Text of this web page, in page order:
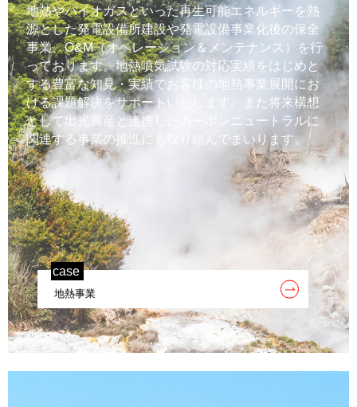
地熱やバイオガスといった再生可能エネルギーを熱
源とした発電設備所建設や発電設備事業化後の保全
事業、O&M（オペレーション＆メンテナンス）を行
っております。地熱噴気試験の対応実績をはじめと
する豊富な知見・実績でお客様の地熱事業展開にお
ける課題解決をサポートいたします。また将来構想
として出光興産と連携したカーボンニュートラルに
関連する事業の推進にも取り組んでまいります。
case
地熱事業